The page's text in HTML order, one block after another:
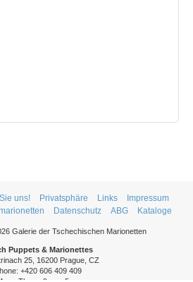
uns! Privatsphäre Links
Impressum
Datenschutz ABG Kataloge
Galerie der Tschechischen Marionetten
Puppets & Marionettes
25, 16200 Prague, CZ
+420 606 409 409